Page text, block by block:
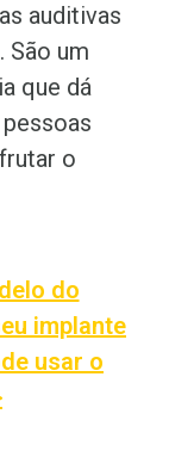
auditivas
São um
que dá
o
do
implante
usar o